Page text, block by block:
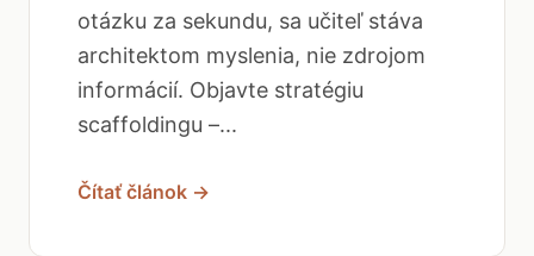
otázku za sekundu, sa učiteľ stáva
architektom myslenia, nie zdrojom
informácií. Objavte stratégiu
scaffoldingu –...
Čítať článok →